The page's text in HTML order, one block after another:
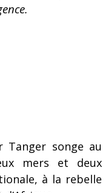
Tanger songe au
mers et deux
à la rebelle